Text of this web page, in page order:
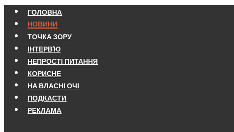
ГОЛОВНА
НОВИНИ
ТОЧКА ЗОРУ
ІНТЕРВ'Ю
НЕПРОСТІ ПИТАННЯ
КОРИСНЕ
НА ВЛАСНІ ОЧІ
ПОДКАСТИ
РЕКЛАМА